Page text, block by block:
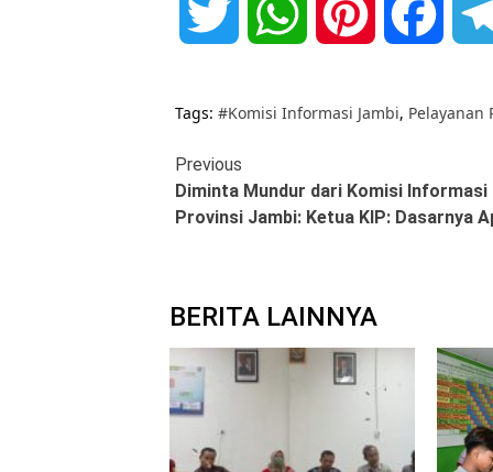
Twitter WhatsAppPinterest
Tags:#Komisi Informasi Jambi, Pelayanan
Continue
Reading
Previous
Diminta Mundur dari Komisi Informasi
Provinsi Jambi: Ketua KIP: Dasarnya
BERITA LAINNYA